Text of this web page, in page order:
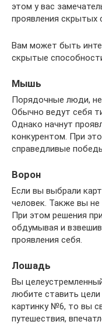
этом у вас
проявления скрытых
Вам может быть
скрытые
Мышь
Порядочные люди,
Обычно ведут себя
Однако начнут
конкурентом. При
справедливые
Ворон
Если вы выбрали
человек. Также вы
При этом решения
обдумывая и
проявления себя.
Лошадь
Вы
любите ставить
картинку №6, то вы
путешествия,